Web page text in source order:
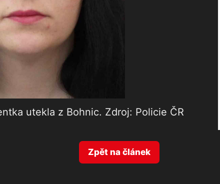
utekla z Bohnic. Zdroj: Policie ČR
Zpět na článek